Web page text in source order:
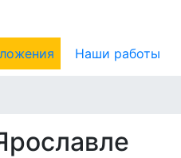
Наши работы